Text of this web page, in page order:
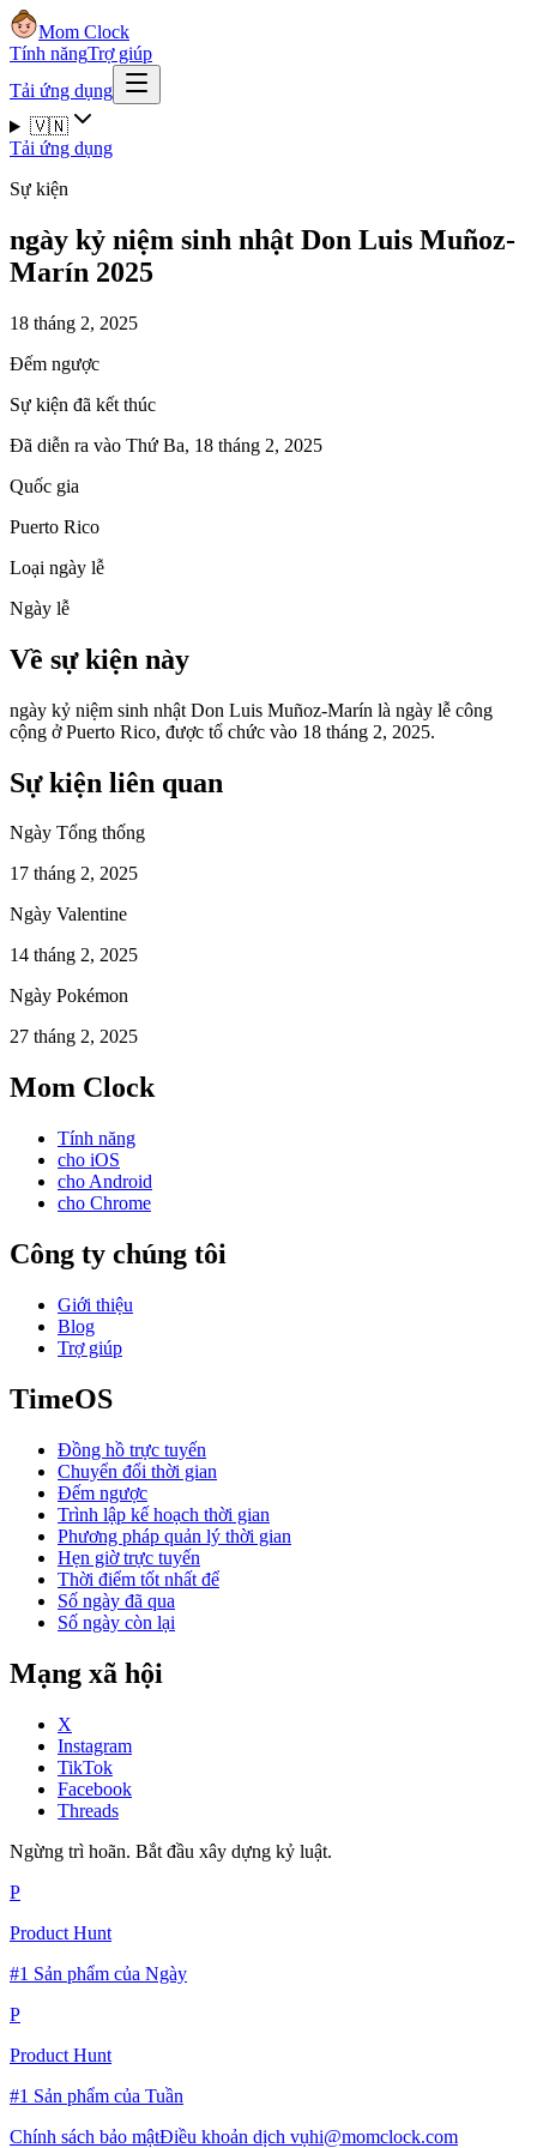
Mom Clock
Tính năngTrợ giúp
Tải ứng dụng
🇻🇳
Tải ứng dụng
Sự kiện
ngày kỷ niệm sinh nhật Don Luis Muñoz-
Marín 2025
18 tháng 2, 2025
Đếm ngược
Sự kiện đã kết thúc
Đã diễn ra vào Thứ Ba, 18 tháng 2, 2025
Quốc gia
Puerto Rico
Loại ngày lễ
Ngày lễ
Về sự kiện này
ngày kỷ niệm sinh nhật Don Luis Muñoz-Marín là ngày lễ công
cộng ở Puerto Rico, được tổ chức vào 18 tháng 2, 2025.
Sự kiện liên quan
Ngày Tổng thống
17 tháng 2, 2025
Ngày Valentine
14 tháng 2, 2025
Ngày Pokémon
27 tháng 2, 2025
Mom Clock
Tính năng
cho iOS
cho Android
cho Chrome
Công ty chúng tôi
Giới thiệu
Blog
Trợ giúp
TimeOS
Đồng hồ trực tuyến
Chuyển đổi thời gian
Đếm ngược
Trình lập kế hoạch thời gian
Phương pháp quản lý thời gian
Hẹn giờ trực tuyến
Thời điểm tốt nhất để
Số ngày đã qua
Số ngày còn lại
Mạng xã hội
X
Instagram
TikTok
Facebook
Threads
Ngừng trì hoãn. Bắt đầu xây dựng kỷ luật.
P
Product Hunt
#1 Sản phẩm của Ngày
P
Product Hunt
#1 Sản phẩm của Tuần
Chính sách bảo mậtĐiều khoản dịch vụhi@momclock.com